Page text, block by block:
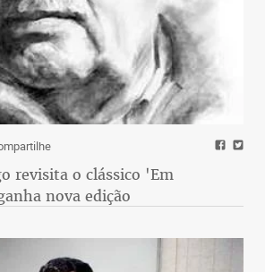
revisita o clássico 'Em
nova edição